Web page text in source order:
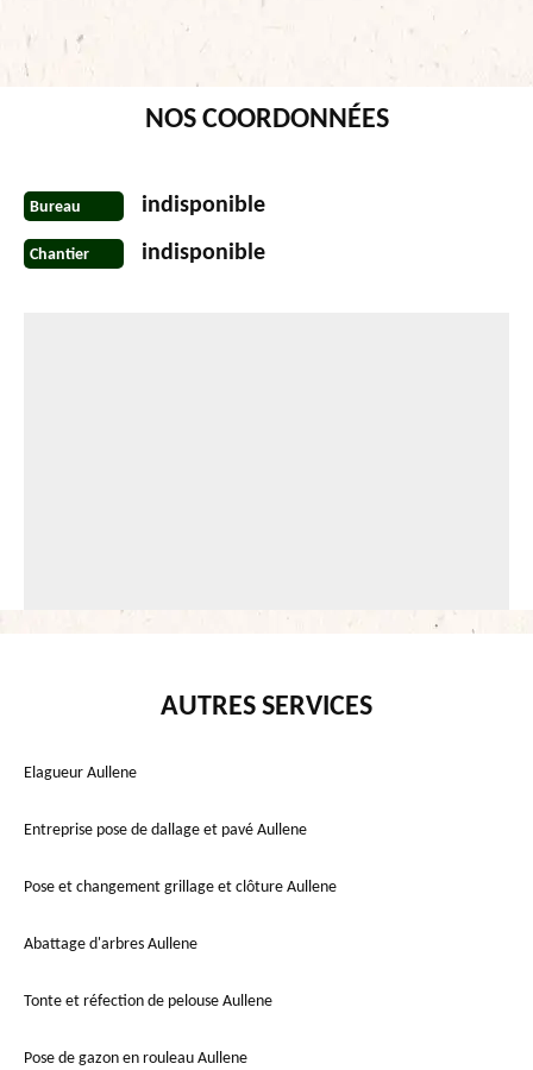
NOS COORDONNÉES
Bureau indisponible
Chantier indisponible
AUTRES SERVICES
Elagueur Aullene
Entreprise pose de dallage et pavé Aullene
Pose et changement grillage et clôture Aullene
Abattage d'arbres Aullene
Tonte et réfection de pelouse Aullene
Pose de gazon en rouleau Aullene